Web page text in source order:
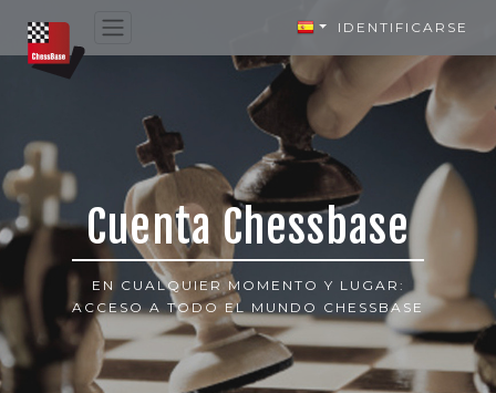
IDENTIFICARSE
Cuenta Chessbase
EN CUALQUIER MOMENTO Y LUGAR:
ACCESO A TODO EL MUNDO CHESSBASE